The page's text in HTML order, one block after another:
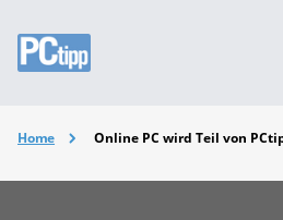
Home Online PC wird Teil von